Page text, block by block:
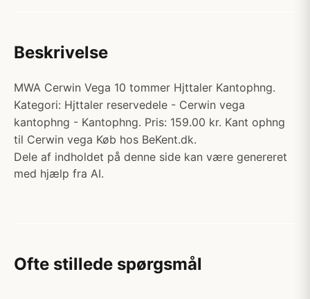
Beskrivelse
MWA Cerwin Vega 10 tommer Hjttaler Kantophng.
Kategori: Hjttaler reservedele - Cerwin vega
kantophng - Kantophng. Pris: 159.00 kr. Kant ophng
til Cerwin vega Køb hos BeKent.dk.
Dele af indholdet på denne side kan være genereret
med hjælp fra AI.
Ofte stillede spørgsmål